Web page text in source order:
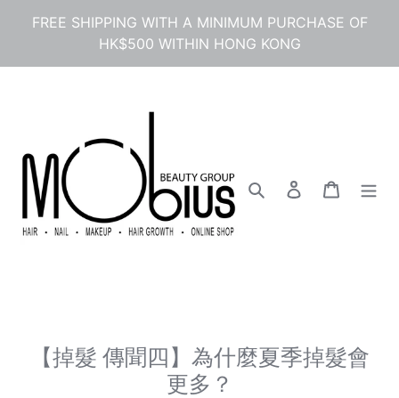
ン
FREE SHIPPING WITH A MINIMUM PURCHASE OF
HK$500 WITHIN HONG KONG
検索 ログインカート
【掉髮 傳聞四】為什麼夏季掉髮會
更多？